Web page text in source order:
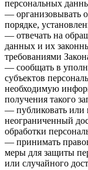
персональных
— организовывать
порядке,
— отвечать на
данных и их
требованиями
— сообщать в
субъектов
необходимую
получения такого
— публиковать или
неограниченный
обработки
— принимать
меры для защиты
или случайного